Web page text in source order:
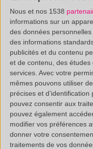
Nous et nos 1538
informations sur un
des données
des informations
publicités et du contenu
et de contenu, des
services. Avec votre
mêmes pouvons utiliser
précises et
pouvez consentir aux
pouvez également
modifier vos préférences
donner votre
traitements de vos
dispersive en énergie
liste deséléments
l’échantillon, et ce
L’analyse du dépôt
résultats non attendus
constitué de Calcaire
respectivement 29%
éléments provient